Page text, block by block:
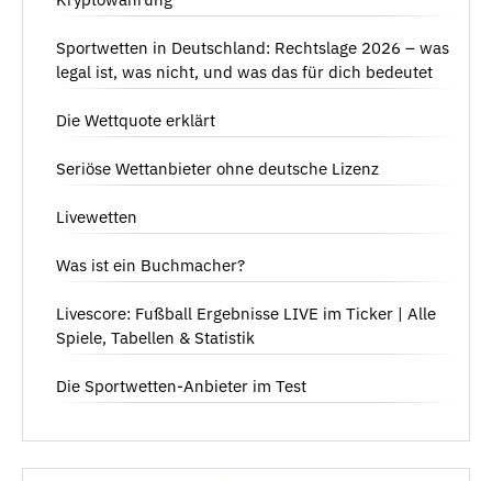
Sportwetten in Deutschland: Rechtslage 2026 – was
legal ist, was nicht, und was das für dich bedeutet
Die Wettquote erklärt
Seriöse Wettanbieter ohne deutsche Lizenz
Livewetten
Was ist ein Buchmacher?
Livescore: Fußball Ergebnisse LIVE im Ticker | Alle
Spiele, Tabellen & Statistik
Die Sportwetten-Anbieter im Test